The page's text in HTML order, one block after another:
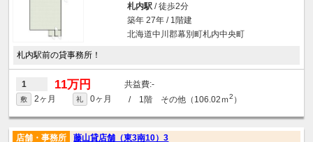
札内駅/ 徒歩2分
築年 27年 / 1階建
北海道中川郡幕別町札内中央町
札内駅前の貸事務所！
1 11万円 -
敷 2ヶ月 礼 0ヶ月 / 1階 その他（106.02ｍ2 ）
店舗・事務所 藤山貸店舗（東3南10）3